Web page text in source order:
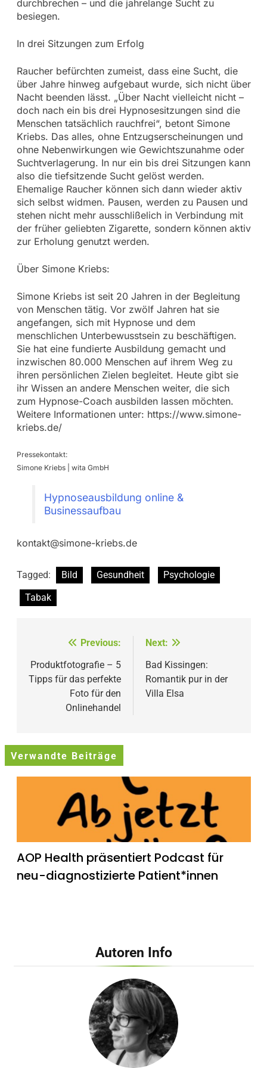
durchbrechen – und die jahrelange Sucht zu
besiegen.
In drei Sitzungen zum Erfolg
Raucher befürchten zumeist, dass eine Sucht, die
über Jahre hinweg aufgebaut wurde, sich nicht über
Nacht beenden lässt. „Über Nacht vielleicht nicht –
doch nach ein bis drei Hypnosesitzungen sind die
Menschen tatsächlich rauchfrei“, betont Simone
Kriebs. Das alles, ohne Entzugserscheinungen und
ohne Nebenwirkungen wie Gewichtszunahme oder
Suchtverlagerung. In nur ein bis drei Sitzungen kann
also die tiefsitzende Sucht gelöst werden.
Ehemalige Raucher können sich dann wieder aktiv
sich selbst widmen. Pausen, werden zu Pausen und
stehen nicht mehr ausschlißelich in Verbindung mit
der früher geliebten Zigarette, sondern können aktiv
zur Erholung genutzt werden.
Über Simone Kriebs:
Simone Kriebs ist seit 20 Jahren in der Begleitung
von Menschen tätig. Vor zwölf Jahren hat sie
angefangen, sich mit Hypnose und dem
menschlichen Unterbewusstsein zu beschäftigen.
Sie hat eine fundierte Ausbildung gemacht und
inzwischen 80.000 Menschen auf ihrem Weg zu
ihren persönlichen Zielen begleitet. Heute gibt sie
ihr Wissen an andere Menschen weiter, die sich
zum Hypnose-Coach ausbilden lassen möchten.
Weitere Informationen unter: https://www.simone-
kriebs.de/
Pressekontakt:
Simone Kriebs | wita GmbH
Hypnoseausbildung online &
Businessaufbau
kontakt@simone-kriebs.de
Tagged: Bild Gesundheit
Psychologie
Tabak
Beitragsnavigation
Previous:
Produktfotografie – 5
Tipps für das perfekte
Foto für den
Onlinehandel
Next:
Bad Kissingen:
Romantik pur in der
Villa Elsa
Verwandte Beiträge
AOP Health präsentiert Podcast für
neu-diagnostizierte Patient*innen
Dehnen, Warmlaufen und Co. – Arzt
verrät, wie man sich als Anfänger
wirklich vor bösen Sportverletzungen
Autoren Info